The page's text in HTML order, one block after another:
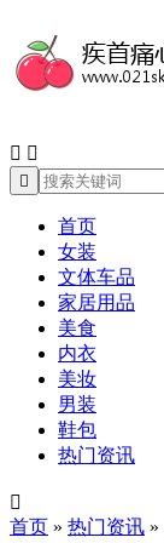
 

首页
女装
文体车品
家居用品
美食
内衣
美妆
男装
鞋包
热门资讯

首页 » 热门资讯 »